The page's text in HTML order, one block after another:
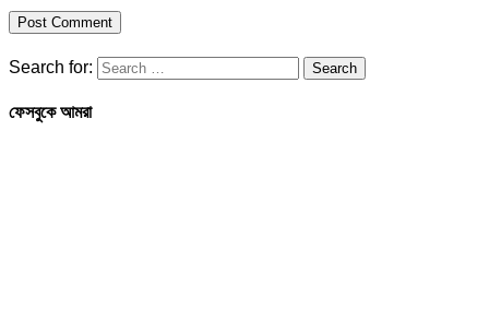
Search for:
ফেসবুকে আমরা